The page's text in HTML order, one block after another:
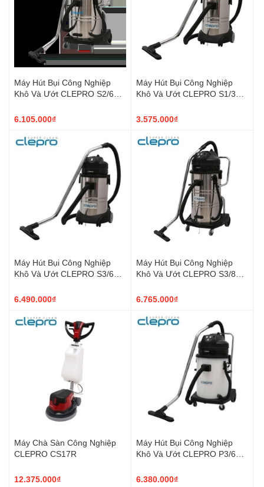
Máy Hút Bụi Công Nghiệp
Khô Và Ướt CLEPRO S2/60 2
6.105.000₫
Máy Hút Bụi Công Nghiệp
Khô Và Ướt CLEPRO S1/30 1
3.575.000₫
Máy Hút Bụi Công Nghiệp
Khô Và Ướt CLEPRO S3/60 3
6.490.000₫
Máy Hút Bụi Công Nghiệp
Khô Và Ướt CLEPRO S3/80 3
6.765.000₫
Máy Chà Sàn Công Nghiệp
CLEPRO CS17R
12.375.000₫
Máy Hút Bụi Công Nghiệp
Khô Và Ướt CLEPRO P3/60 3
6.380.000₫